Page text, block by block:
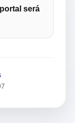
será